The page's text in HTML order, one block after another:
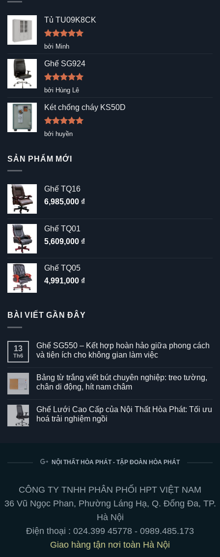
Tủ TU09K8CK
Được xếp
sao
bởi Minh
Ghế SG924
Được xếp
5
sao
bởi Hùng Lê
Két chống cháy KS50D
Được xếp
hạng5
bởi huyền
SẢN PHẨM MỚI
Ghế TQ16
6,985,000 ₫
Ghế TQ01
5,609,000 ₫
Ghế TQ05
4,991,000 ₫
BÀI VIẾT GẦN ĐÂY
13
Th6
Ghế SG550 – Kết hợp hoàn hảo giữa phong cách
và tiện ích cho không gian làm việc
bình
luận
ở
–
Kết
hợp
và
không
gian
việc
Bảng từ trắng viết bút chuyên nghiệp: treo tường,
chân di động, hít nam châm
bình
luận
ở
chuyên
chân
di
hít
Ghế Lưới Cao Cấp của Nội Thất Hòa Phát: Tối ưu
hoá trải nghiệm ngồi
Ghế
của
Nội
Hòa
hoá
trải
nghiệm
NỘI THẤT HÒA PHÁT - TẬP ĐOÀN HÒA PHÁT
CÔNG TY TNHH PHÂN PHỐI HPT VIỆT NAM
36 Vũ Ngọc Phan, Phường Láng Hạ, Q. Đống Đa, TP.
Hà Nội
Điện thoại : 024.399 45778 - 0989.485.173
Giao hàng tận nơi toàn Hà Nội